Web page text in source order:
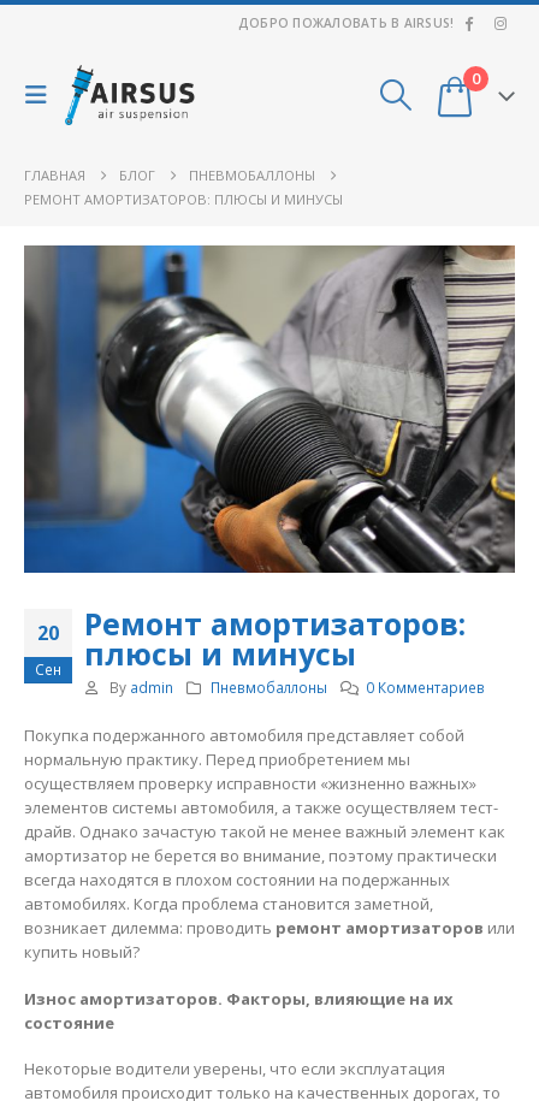
ДОБРО ПОЖАЛОВАТЬ В AIRSUS!
0
ГЛАВНАЯ БЛОГ
ПНЕВМОБАЛЛОНЫ
РЕМОНТ АМОРТИЗАТОРОВ: ПЛЮСЫ И МИНУСЫ
20
Сен
Ремонт амортизаторов:
плюсы и минусы
By admin Пневмобаллоны 0 Комментариев
Покупка подержанного автомобиля представляет собой
нормальную практику. Перед приобретением мы
осуществляем проверку исправности «жизненно важных»
элементов системы автомобиля, а также осуществляем тест-
драйв. Однако зачастую такой не менее важный элемент как
амортизатор не берется во внимание, поэтому практически
всегда находятся в плохом состоянии на подержанных
автомобилях. Когда проблема становится заметной,
возникает дилемма: проводить ремонт амортизаторов или
купить новый?
Износ амортизаторов. Факторы, влияющие на их
состояние
Некоторые водители уверены, что если эксплуатация
автомобиля происходит только на качественных дорогах, то